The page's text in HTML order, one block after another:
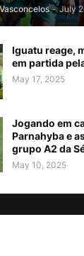
- July
Iguatu reage,
em partida
May 17, 2025
Jogando em
Parnahyba e
grupo A2 da
May 10, 2025